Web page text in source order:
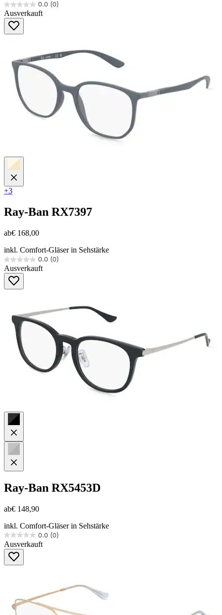
0.0 (0)
0.0
von
Sternen.
Ausverkauft
+3
Ray-Ban RX7397
ab€ 168,00
inkl. Comfort-Gläser in Sehstärke
0.0 (0)
0.0
von
Sternen.
Ausverkauft
Ray-Ban RX5453D
ab€ 148,90
inkl. Comfort-Gläser in Sehstärke
0.0 (0)
0.0
von
Sternen.
Ausverkauft